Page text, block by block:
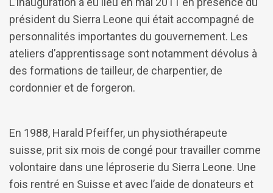
président du Sierra Leone qui était accompagné de
personnalités importantes du gouvernement. Les
ateliers d’apprentissage sont notamment dévolus à
des formations de tailleur, de charpentier, de
cordonnier et de forgeron.
En 1988, Harald Pfeiffer, un physiothérapeute
suisse, prit six mois de congé pour travailler comme
volontaire dans une léproserie du Sierra Leone. Une
fois rentré en Suisse et avec l’aide de donateurs et